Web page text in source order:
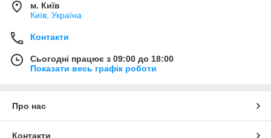
м. Київ
Київ, Україна
Контакти
Сьогодні працює з 09:00 до 18:00
Показати весь графік роботи
Про нас
Контакти